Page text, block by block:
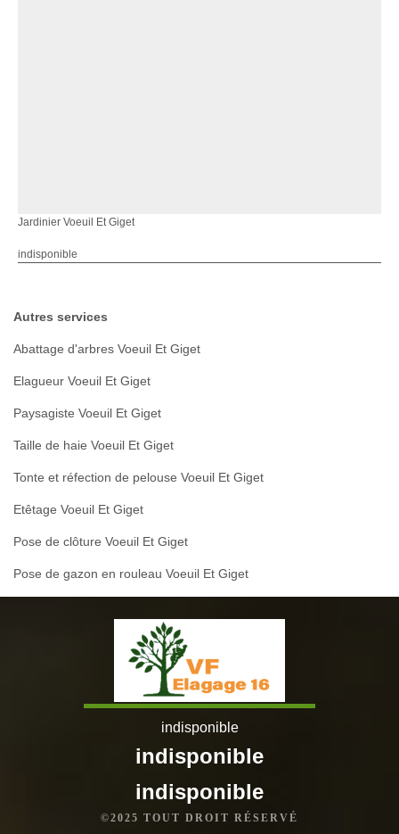
Jardinier Voeuil Et Giget
indisponible
Autres services
Abattage d'arbres Voeuil Et Giget
Elagueur Voeuil Et Giget
Paysagiste Voeuil Et Giget
Taille de haie Voeuil Et Giget
Tonte et réfection de pelouse Voeuil Et Giget
Etêtage Voeuil Et Giget
Pose de clôture Voeuil Et Giget
Pose de gazon en rouleau Voeuil Et Giget
indisponible
indisponible
indisponible
©2025 TOUT DROIT RÉSERVÉ